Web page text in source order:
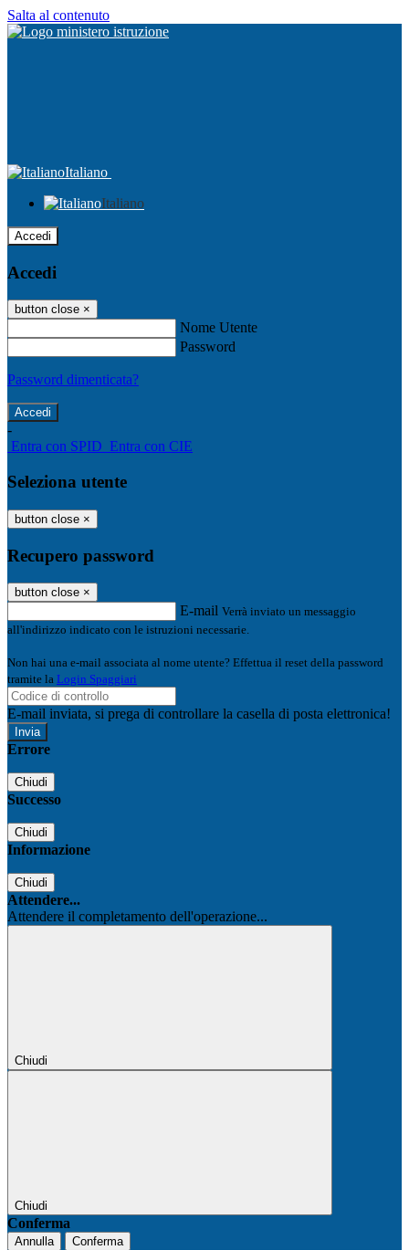
Salta al contenuto
Italiano
Italiano
Accedi
Accedi
button close ×
Nome Utente
Password
Password dimenticata?
-
Entra con SPID Entra con CIE
Seleziona utente
button close ×
Recupero password
button close ×
E-mail Verrà inviato un messaggio
all'indirizzo indicato con le istruzioni necessarie.
Non hai una e-mail associata al nome utente? Effettua il reset della password
tramite la Login Spaggiari
E-mail inviata, si prega di controllare la casella di posta elettronica!
Errore
Chiudi
Successo
Chiudi
Informazione
Chiudi
Attendere...
Attendere il completamento dell'operazione...
Chiudi
Chiudi
Conferma
Annulla Conferma